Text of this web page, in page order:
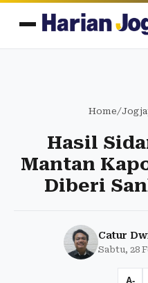
Home/
Hasil
Mantan
Diberi
Catur
Sabtu, 28
A-